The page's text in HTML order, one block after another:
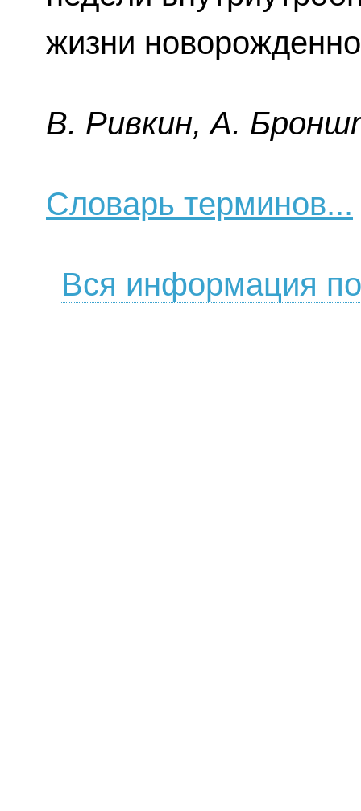
жизни
B. Pивкин, A.
Словарь терминов...
Вся информация